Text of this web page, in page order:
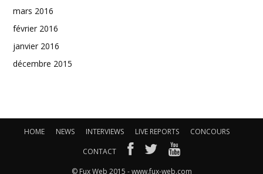
mars 2016
février 2016
janvier 2016
décembre 2015
HOME NEWS INTERVIEWS LIVE REPORTS
CONCOURS
CONTACT
© Fux Web 2015 - www.fux-web.com